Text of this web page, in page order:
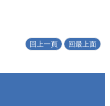
回上一頁 回最上面